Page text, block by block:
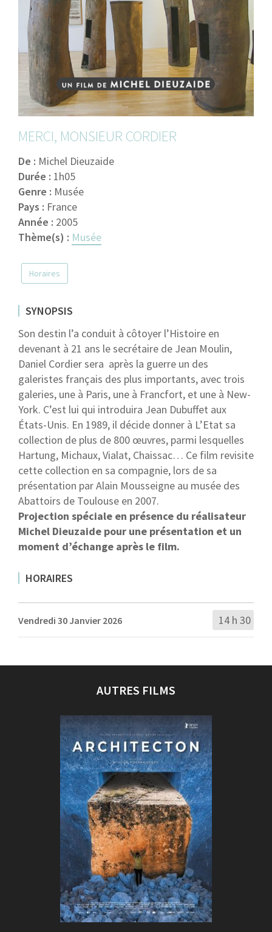
MERCI, MONSIEUR CORDIER
De : Michel Dieuzaide
Durée : 1h05
Genre : Musée
Pays : France
Année : 2005
Thème(s) : Musée
Horaires
SYNOPSIS
Son destin l’a conduit à côtoyer l’Histoire en
devenant à 21 ans le secrétaire de Jean Moulin,
Daniel Cordier sera après la guerre un des
galeristes français des plus importants, avec trois
galeries, une à Paris, une à Francfort, et une à New-
York. C’est lui qui introduira Jean Dubuffet aux
États-Unis. En 1989, il décide donner à L’Etat sa
collection de plus de 800 œuvres, parmi lesquelles
Hartung, Michaux, Vialat, Chaissac… Ce film revisite
cette collection en sa compagnie, lors de sa
présentation par Alain Mousseigne au musée des
Abattoirs de Toulouse en 2007.
Projection spéciale en présence du réalisateur
Michel Dieuzaide pour une présentation et un
moment d’échange après le film.
HORAIRES
Vendredi 30 Janvier 2026 14 h 30
AUTRES FILMS